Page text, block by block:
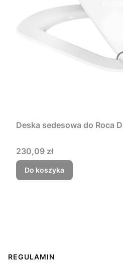
Deska sedesowa do Roca
Cena
230,09 zł
Do koszyka
Linki w stopce
REGULAMIN